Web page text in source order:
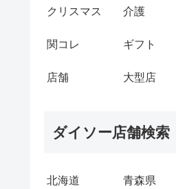
クリスマス 介護
関コレ ギフト
店舗 大型店
ダイソー店舗検索
北海道 青森県